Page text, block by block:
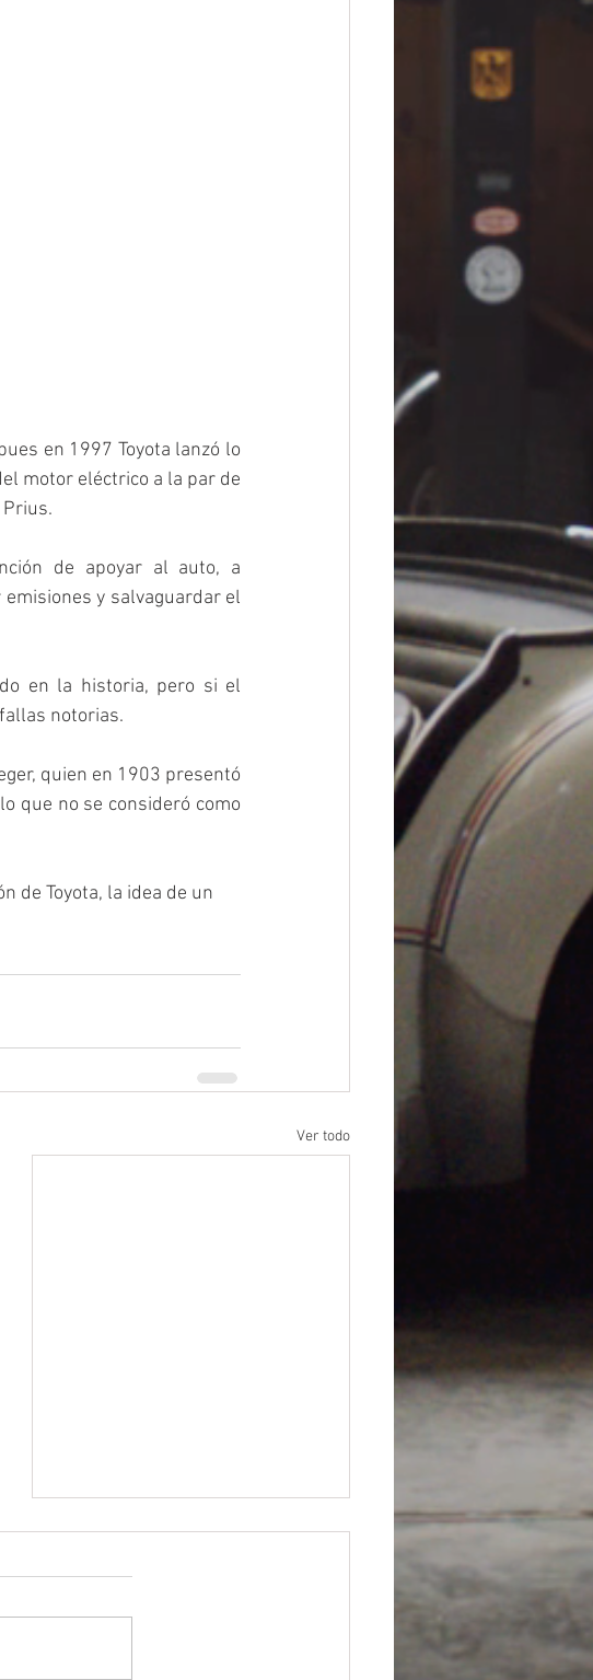
en 1997 Toyota lanzó lo
motor eléctrico a la par de
de apoyar al auto, a
y salvaguardar el
en la historia, pero si el
notorias.
quien en 1903 presentó
que no se consideró como
de Toyota, la idea de un
Ver todo